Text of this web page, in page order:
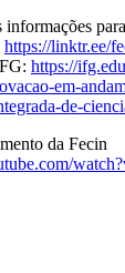
https://linktr.ee/
https://
em-
de-
da Fecin